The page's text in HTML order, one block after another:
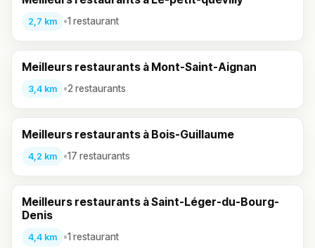
2,7 km •1 restaurant
Meilleurs restaurants à Mont-Saint-Aignan
3,4 km •2 restaurants
Meilleurs restaurants à Bois-Guillaume
4,2 km •17 restaurants
Meilleurs restaurants à Saint-Léger-du-Bourg-
Denis
4,4 km •1 restaurant